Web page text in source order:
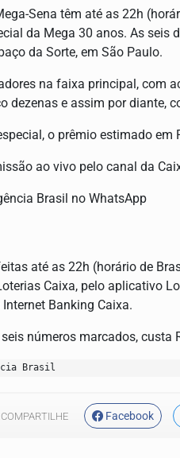
Sena têm até as 22h
da Mega 30 anos. As seis
da Sorte, em São Paulo.
na faixa principal, com
dezenas e assim por diante,
o prêmio estimado
ao vivo pelo canal da
Brasil no WhatsApp
até as 22h (horário de
Caixa, pelo aplicativo
Banking Caixa.
números marcados, custa
Brasil
COMPARTILHE Facebook